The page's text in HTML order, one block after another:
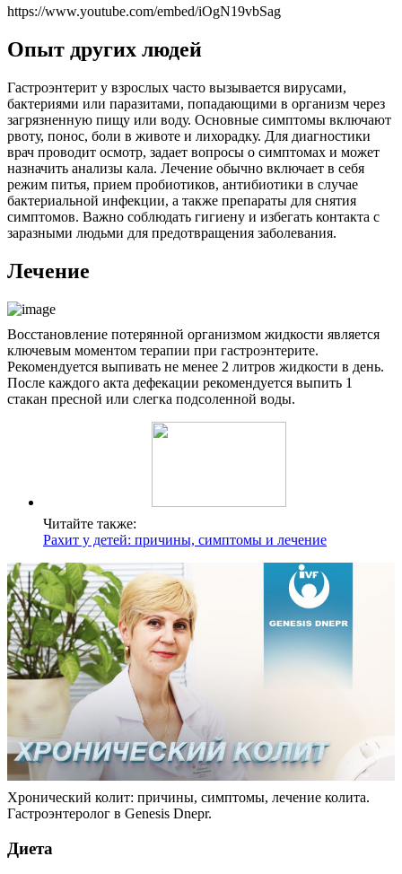
https://www.youtube.com/embed/iOgN19vbSag
Опыт других людей
Гастроэнтерит у взрослых часто вызывается вирусами,
бактериями или паразитами, попадающими в организм через
загрязненную пищу или воду. Основные симптомы включают
рвоту, понос, боли в животе и лихорадку. Для диагностики
врач проводит осмотр, задает вопросы о симптомах и может
назначить анализы кала. Лечение обычно включает в себя
режим питья, прием пробиотиков, антибиотики в случае
бактериальной инфекции, а также препараты для снятия
симптомов. Важно соблюдать гигиену и избегать контакта с
заразными людьми для предотвращения заболевания.
Лечение
Восстановление потерянной организмом жидкости является
ключевым моментом терапии при гастроэнтерите.
Рекомендуется выпивать не менее 2 литров жидкости в день.
После каждого акта дефекации рекомендуется выпить 1
стакан пресной или слегка подсоленной воды.
Читайте также:
Рахит у детей: причины, симптомы и лечение
Хронический колит: причины, симптомы, лечение колита.
Гастроэнтеролог в Genesis Dnepr.
Диета